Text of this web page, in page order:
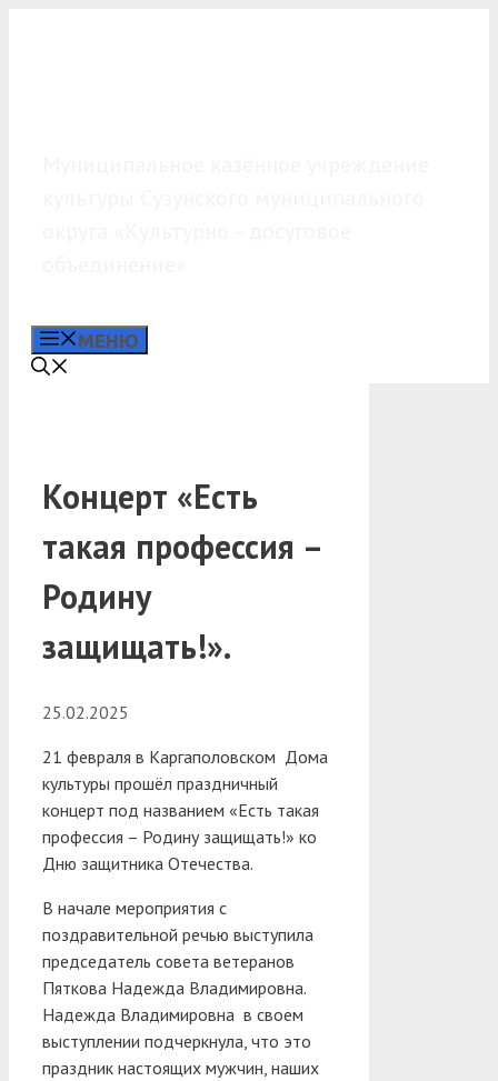
МЕНЮ
Концерт «Есть
такая профессия –
Родину
защищать!».
25.02.2025
21 февраля в Каргаполовском Дома
культуры прошёл праздничный
концерт под названием «Есть такая
профессия – Родину защищать!» ко
Дню защитника Отечества.
В начале мероприятия с
поздравительной речью выступила
председатель совета ветеранов
Пяткова Надежда Владимировна.
Надежда Владимировна в своем
выступлении подчеркнула, что это
праздник настоящих мужчин, наших